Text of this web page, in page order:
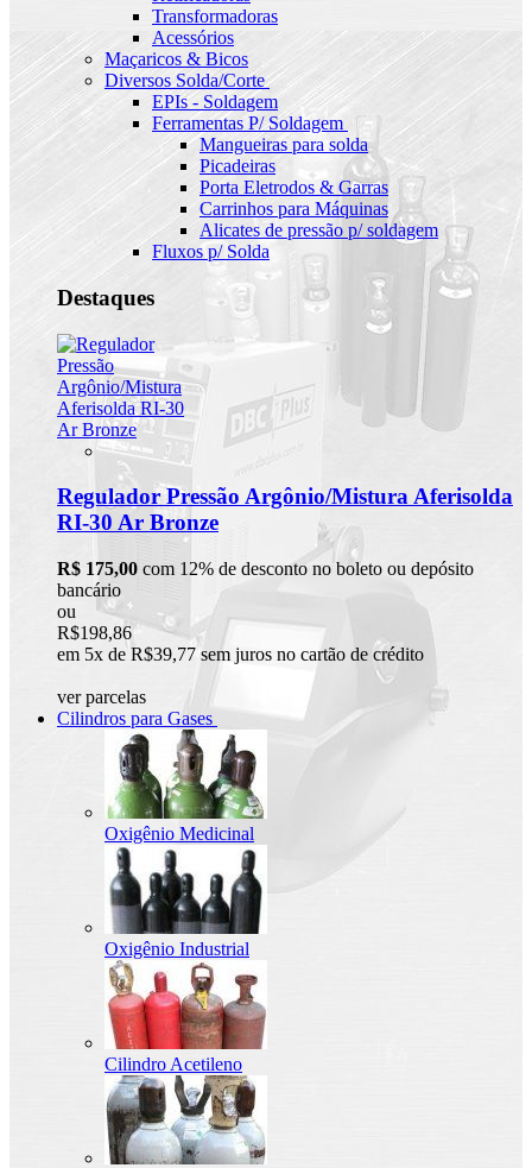
Transformadoras
Acessórios
Maçaricos & Bicos
Diversos Solda/Corte
EPIs - Soldagem
Ferramentas P/ Soldagem
Mangueiras para solda
Picadeiras
Porta Eletrodos & Garras
Carrinhos para Máquinas
Alicates de pressão p/ soldagem
Fluxos p/ Solda
Destaques
Regulador Pressão Argônio/Mistura Aferisolda
RI-30 Ar Bronze
R$ 175,00 com 12% de desconto no boleto ou depósito
bancário
ou
R$198,86
em 5x de R$39,77 sem juros no cartão de crédito
ver parcelas
Cilindros para Gases
Oxigênio Medicinal
Oxigênio Industrial
Cilindro Acetileno